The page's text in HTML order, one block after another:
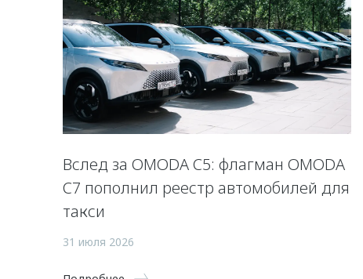
Вслед за OMODA C5: флагман OMODA
C7 пополнил реестр автомобилей для
такси
31 июля 2026